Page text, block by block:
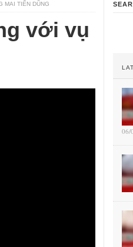
MAI TIẾN DŨNG
với vụ
06/